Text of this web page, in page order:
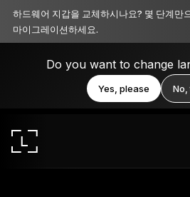
하드웨어 지갑을 교체하시나요? 몇 단계만
마이그레이션하세요.
Do you want to change
Yes, please No,